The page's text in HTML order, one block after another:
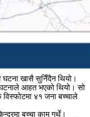
खासै सुनिँदैन थियो।
आहत भएको थियो। सो
विस्फोटमा ४१ जना बच्चाले
बच्चा काम गर्थे।